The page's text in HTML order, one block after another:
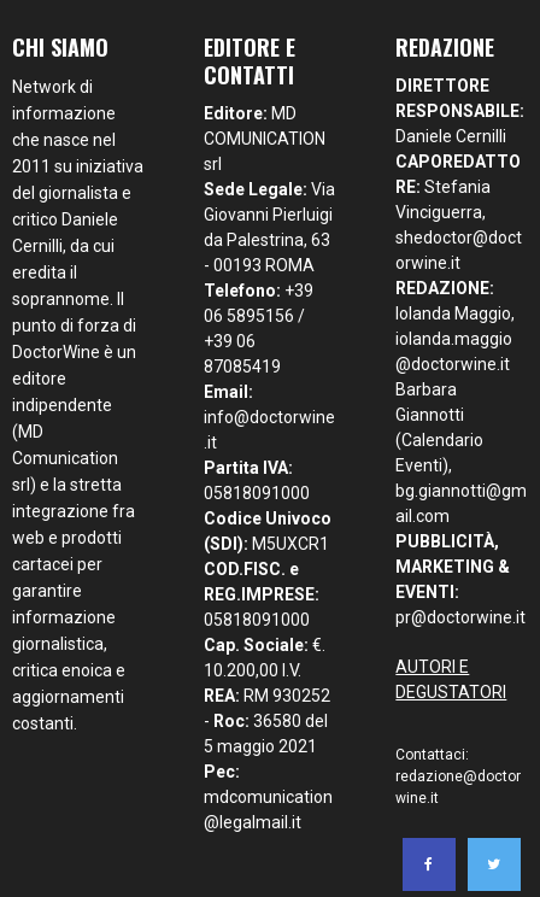
CHI SIAMO
Network di
informazione
che nasce nel
2011 su iniziativa
del giornalista e
critico Daniele
Cernilli, da cui
eredita il
soprannome. Il
punto di forza di
DoctorWine è un
editore
indipendente
(MD
Comunication
srl) e la stretta
integrazione fra
web e prodotti
cartacei per
garantire
informazione
giornalistica,
critica enoica e
aggiornamenti
costanti.
EDITORE E
CONTATTI
Editore: MD
COMUNICATION
srl
Sede Legale: Via
Giovanni Pierluigi
da Palestrina, 63
- 00193 ROMA
Telefono: +39
06 5895156 /
+39 06
87085419
Email:
info@doctorwine
.it
Partita IVA:
05818091000
Codice Univoco
(SDI): M5UXCR1
COD.FISC. e
REG.IMPRESE:
05818091000
Cap. Sociale: €.
10.200,00 I.V.
REA: RM 930252
- Roc: 36580 del
5 maggio 2021
Pec:
mdcomunication
@legalmail.it
REDAZIONE
DIRETTORE
RESPONSABILE:
Daniele Cernilli
CAPOREDATTO
RE: Stefania
Vinciguerra,
shedoctor@doct
orwine.it
REDAZIONE:
Iolanda Maggio,
iolanda.maggio
@doctorwine.it
Barbara
Giannotti
(Calendario
Eventi),
bg.giannotti@gm
ail.com
PUBBLICITÀ,
MARKETING &
EVENTI:
pr@doctorwine.it
AUTORI E
DEGUSTATORI
Contattaci:
redazione@doctor
wine.it